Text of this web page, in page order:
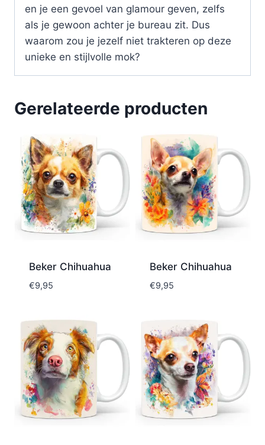
en je een gevoel van glamour geven, zelfs
als je gewoon achter je bureau zit. Dus
waarom zou je jezelf niet trakteren op deze
unieke en stijlvolle mok?
Gerelateerde producten
Beker Chihuahua
€9,95
Beker Chihuahua
€9,95